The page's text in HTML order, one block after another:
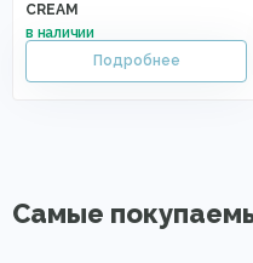
CREAM
Самые